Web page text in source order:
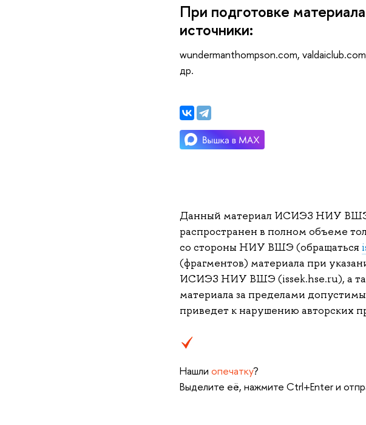
При подготовке
источники:
wundermanthompson.com,
др.
Данный материал ИСИЭЗ НИУ ВШЭ
распространен в полном объеме
со стороны НИУ ВШЭ (обращаться
(фрагментов) материала при
ИСИЭЗ НИУ ВШЭ (issek.hse.ru), а
материала за пределами
приведет к нарушению авторских
Нашли опечатку?
Выделите её, нажмите Ctrl+Enter и